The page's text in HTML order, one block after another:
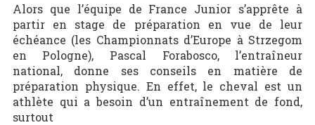
Alors que l’équipe de France Junior s’apprête à
partir en stage de préparation en vue de leur
échéance (les Championnats d’Europe à Strzegom
en Pologne), Pascal Forabosco, l’entraîneur
national, donne ses conseils en matière de
préparation physique. En effet, le cheval est un
athlète qui a besoin d’un entraînement de fond,
surtout